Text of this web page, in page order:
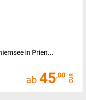
in Prien...
ab 45,00 EUR